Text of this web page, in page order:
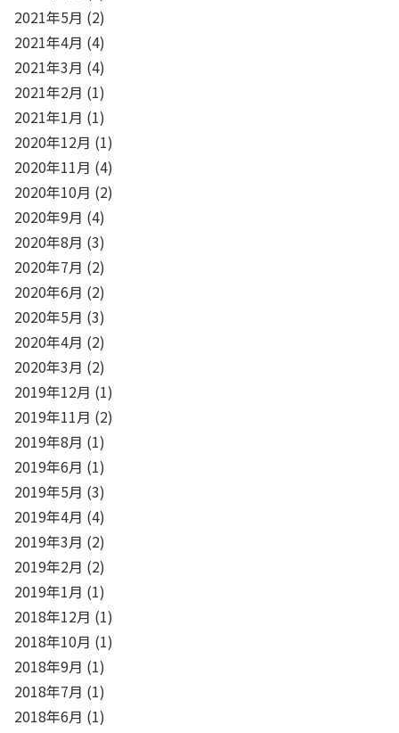
2021年5月 (2)
2021年4月 (4)
2021年3月 (4)
2021年2月 (1)
2021年1月 (1)
2020年12月 (1)
2020年11月 (4)
2020年10月 (2)
2020年9月 (4)
2020年8月 (3)
2020年7月 (2)
2020年6月 (2)
2020年5月 (3)
2020年4月 (2)
2020年3月 (2)
2019年12月 (1)
2019年11月 (2)
2019年8月 (1)
2019年6月 (1)
2019年5月 (3)
2019年4月 (4)
2019年3月 (2)
2019年2月 (2)
2019年1月 (1)
2018年12月 (1)
2018年10月 (1)
2018年9月 (1)
2018年7月 (1)
2018年6月 (1)